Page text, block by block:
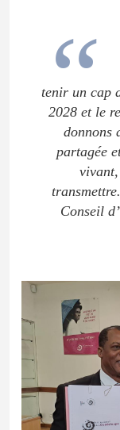
tenir un cap
2028 et le
donnons
partagée
vivant,
transmettre.
Conseil